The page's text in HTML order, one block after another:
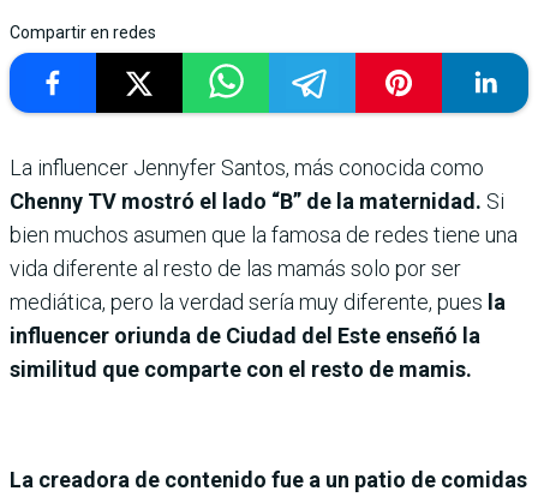
Compartir en redes
La influencer Jennyfer Santos, más conocida como
Chenny TV mostró el lado “B” de la maternidad. Si
bien muchos asumen que la famosa de redes tiene una
vida diferente al resto de las mamás solo por ser
mediática, pero la verdad sería muy diferente, pues la
influencer oriunda de Ciudad del Este enseñó la
similitud que comparte con el resto de mamis.
La creadora de contenido fue a un patio de comidas